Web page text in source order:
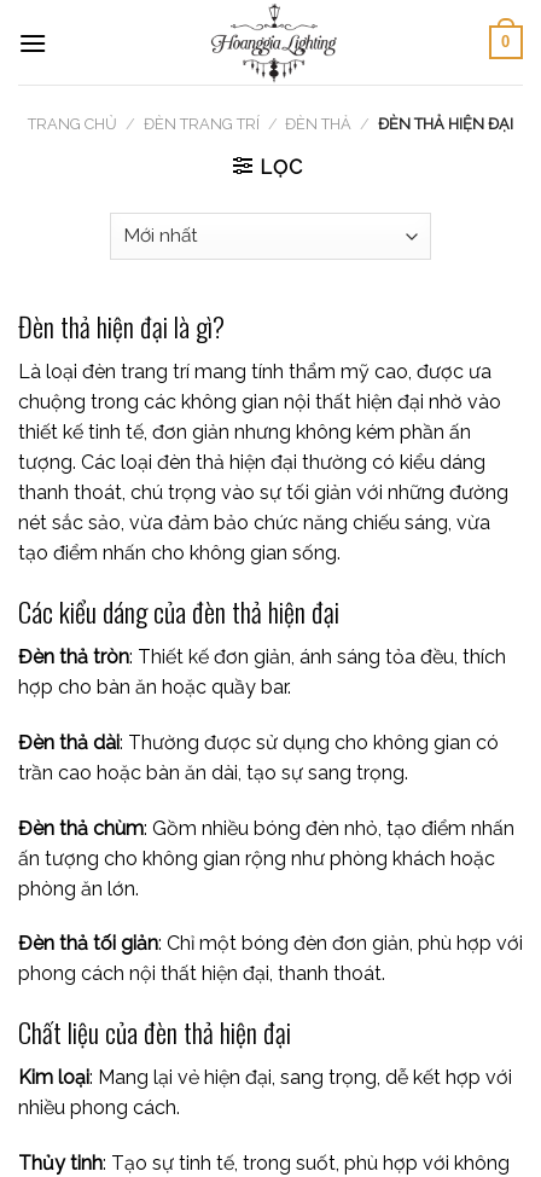
0
TRANG CHỦ / ĐÈN TRANG TRÍ / ĐÈN THẢ / ĐÈN THẢ HIỆN ĐẠI
LỌC
Đèn thả hiện đại là gì?
Là loại đèn trang trí mang tính thẩm mỹ cao, được ưa
chuộng trong các không gian nội thất hiện đại nhờ vào
thiết kế tinh tế, đơn giản nhưng không kém phần ấn
tượng. Các loại đèn thả hiện đại thường có kiểu dáng
thanh thoát, chú trọng vào sự tối giản với những đường
nét sắc sảo, vừa đảm bảo chức năng chiếu sáng, vừa
tạo điểm nhấn cho không gian sống.
Các kiểu dáng của đèn thả hiện đại
Đèn thả tròn: Thiết kế đơn giản, ánh sáng tỏa đều, thích
hợp cho bàn ăn hoặc quầy bar.
Đèn thả dài: Thường được sử dụng cho không gian có
trần cao hoặc bàn ăn dài, tạo sự sang trọng.
Đèn thả chùm: Gồm nhiều bóng đèn nhỏ, tạo điểm nhấn
ấn tượng cho không gian rộng như phòng khách hoặc
phòng ăn lớn.
Đèn thả tối giản: Chỉ một bóng đèn đơn giản, phù hợp với
phong cách nội thất hiện đại, thanh thoát.
Chất liệu của đèn thả hiện đại
Kim loại: Mang lại vẻ hiện đại, sang trọng, dễ kết hợp với
nhiều phong cách.
Thủy tinh: Tạo sự tinh tế, trong suốt, phù hợp với không